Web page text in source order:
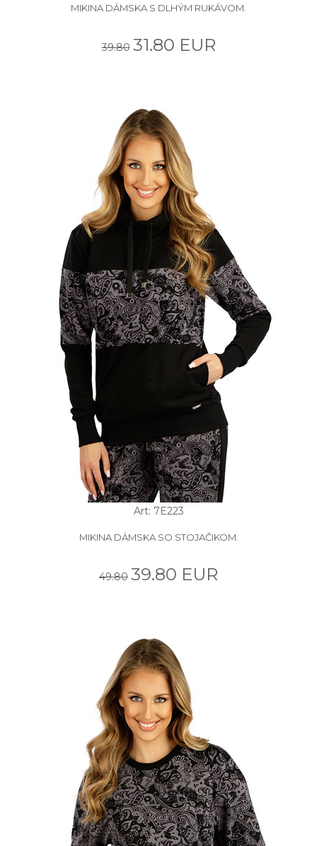
MIKINA DÁMSKA S DLHÝM RUKÁVOM.
39.80 31.80 EUR
Art: 7E223
MIKINA DÁMSKA SO STOJAČIKOM.
49.80 39.80 EUR